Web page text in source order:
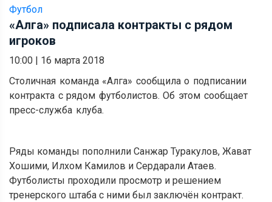
Футбол
«Алга» подписала контракты с рядом
игроков
10:00 | 16 марта 2018
Столичная команда «Алга» сообщила о подписании
контракта с рядом футболистов. Об этом сообщает
пресс-служба клуба.
Ряды команды пополнили Санжар Туракулов, Жават
Хошими, Илхом Камилов и Сердарали Атаев.
Футболисты проходили просмотр и решением
тренерского штаба с ними был заключён контракт.